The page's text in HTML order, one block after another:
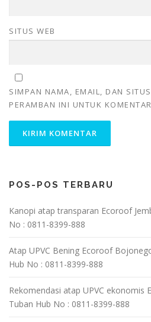
SITUS WEB
SIMPAN NAMA, EMAIL, DAN
PERAMBAN INI UNTUK
POS-POS TERBARU
Kanopi atap transparan Ecoroof
No : 0811-8399-888
Atap UPVC Bening Ecoroof
Hub No : 0811-8399-888
Rekomendasi atap UPVC ekonomis
Tuban Hub No : 0811-8399-888